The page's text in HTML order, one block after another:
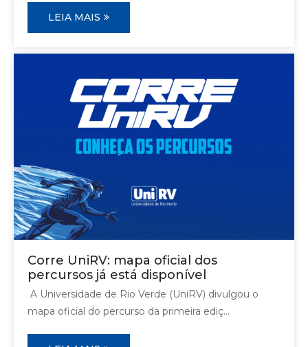
LEIA MAIS
Corre UniRV: mapa oficial dos
percursos já está disponível
A Universidade de Rio Verde (UniRV) divulgou o
mapa oficial do percurso da primeira ediç...